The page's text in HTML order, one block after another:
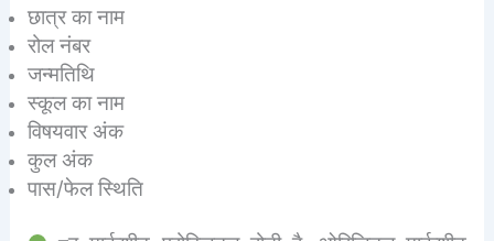
छात्र का नाम
रोल नंबर
जन्मतिथि
स्कूल का नाम
विषयवार अंक
कुल अंक
पास/फेल स्थिति